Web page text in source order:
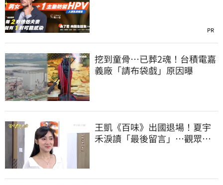
PR
挖到童骨…已葬2魂！台積電嘉
義廠「請布袋戲」原因曝
王凱《百味》出國退場！夏宇
禾淚讀「最後留言」…觀眾全